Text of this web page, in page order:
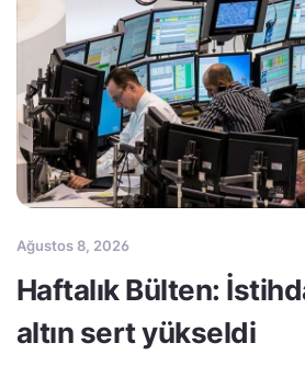
Ağustos 8, 2026
Haftalık Bülten:
altın sert yükseldi